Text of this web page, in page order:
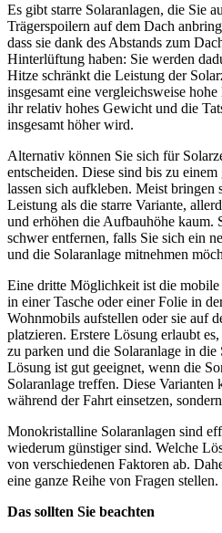
Es gibt starre Solaranlagen, die Sie
Trägerspoilern auf dem Dach
dass sie dank des Abstands zum
Hinterlüftung haben: Sie werden
Hitze schränkt die Leistung der
insgesamt eine vergleichsweise
ihr relativ hohes Gewicht und die
insgesamt höher wird.
Alternativ können Sie sich für
entscheiden. Diese sind bis zu
lassen sich aufkleben. Meist bringen
Leistung als die starre Variante,
und erhöhen die Aufbauhöhe kaum.
schwer entfernen, falls Sie sich ein
und die Solaranlage mitnehmen
Eine dritte Möglichkeit ist die
in einer Tasche oder einer Folie in
Wohnmobils aufstellen oder sie auf
platzieren. Erstere Lösung erlaubt
zu parken und die Solaranlage in
Lösung ist gut geeignet, wenn die
Solaranlage treffen. Diese Varianten
während der Fahrt einsetzen,
Monokristalline Solaranlagen sind
wiederum günstiger sind. Welche
von verschiedenen Faktoren ab.
eine ganze Reihe von Fragen stellen.
Das sollten Sie beachten